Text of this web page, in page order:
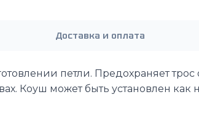
Доставка и оплата
петли. Предохраняет
Коуш может быть установлен как